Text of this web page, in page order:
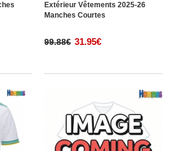
Extérieur Vêtements 2025-26
Manches Courtes
99.88€ 31.95€